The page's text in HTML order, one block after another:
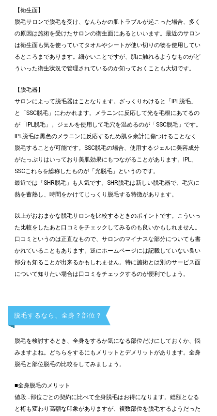
【衛生面】
脱毛サロンで脱毛を受け、なんらかの肌トラブルが起こった場合、多く
の原因は施術を受けたサロンの衛生面にあるといいます。最近のサロン
は衛生面も気を使っていてタオルやシートが使い切りの物を使用してい
るところまであります。細かいことですが、肌に触れるようなものがど
ういった衛生状況で管理されているのか知っておくことも大切です。
【脱毛器】
サロンによって脱毛器はことなります。ざっくりわけると「IPL脱毛」
と「SSC脱毛」にわかれます。メラニンに反応して光を毛根にあてるの
が「IPL脱毛」。ジェルを使用して毛穴を温めるのが「SSC脱毛」です。
IPL脱毛は黒色のメラニンに反応するため肌を余計に傷つけることなく
脱毛することが可能です。SSC脱毛の場合、使用するジェルに美容成分
がたっぷりはいっており美肌効果にもつながることがあります。IPL、
SSCこれらを総称したものが「光脱毛」というのです。
最近では「SHR脱毛」も人気です。SHR脱毛は新しい脱毛器で、毛穴に
熱を蓄熱し、時間をかけてじっくり脱毛する特徴があります。
以上がおおまかな脱毛サロンを比較するときのポイントです。こういっ
た比較をしたあと口コミをチェックしてみるのも良いかもしれません。
口コミというのは正直なもので、サロンのマイナスな部分についても書
かれていることもあります。逆にホームページには記載していない良い
部分も知ることが出来るかもしれません。特に施術とは別のサービス面
について知りたい場合は口コミをチェックするのが便利でしょう。
脱毛するなら、全身？部位？
脱毛を検討するとき、全身をするか気になる部位だけにしておくか、悩
みますよね。どちらをするにもメリットとデメリットがあります。全身
脱毛と部位脱毛の比較をしてみましょう。
■全身脱毛のメリット
値段…部位ごとの契約に比べて全身脱毛はお得になります。総額となる
と桁も変わり高額な印象がありますが、複数部位を脱毛するようだった